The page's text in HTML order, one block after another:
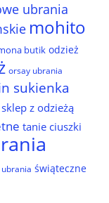
ubrania
mohito
butik odzież
orsay ubrania
sukienka
sklep z odzieżą
tanie ciuszki
świąteczne